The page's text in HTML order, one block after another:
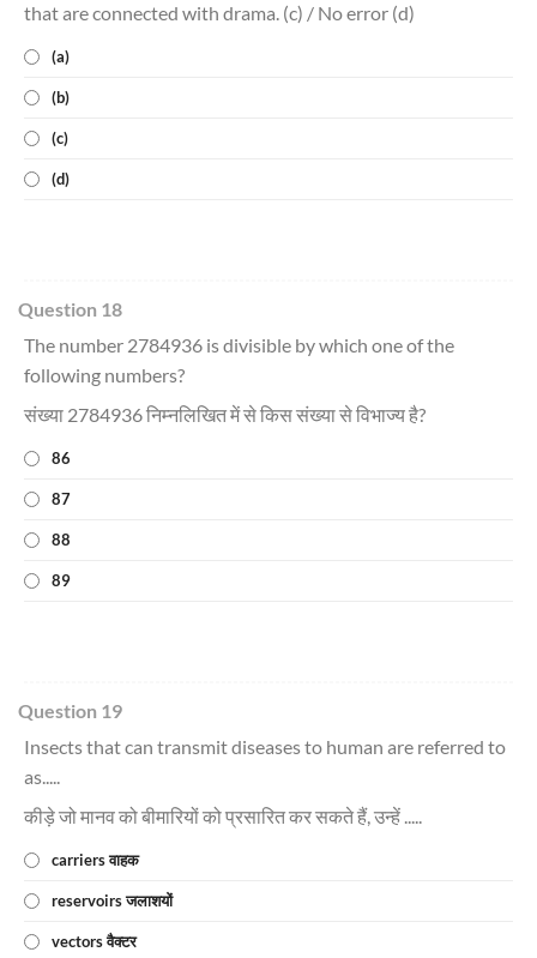
that are connected with drama. (c) / No error (d)
(a)
(b)
(c)
(d)
Question 18
The number 2784936 is divisible by which one of the
following numbers?
संख्या 2784936 निम्नलिखित में से किस संख्या से विभाज्य है?
86
87
88
89
Question 19
Insects that can transmit diseases to human are referred to
as.....
कीड़े जो मानव को बीमारियों को प्रसारित कर सकते हैं, उन्हें .....
carriers वाहक
reservoirs जलाशयों
vectors वैक्टर